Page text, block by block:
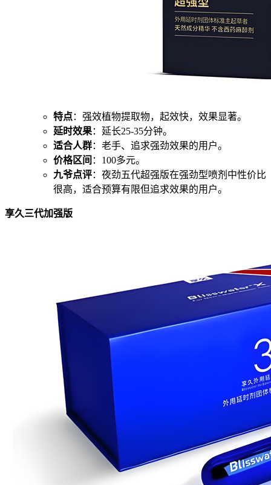
特点：强效植物提取物，起效快，效果显著。
延时效果：延长25-35分钟。
适合人群：老手、追求强劲效果的用户。
价格区间 ：100多元。
九爷点评：夜劲五代超强版在强劲型喷剂中性价比
很高，适合预算有限但追求效果的用户。
享久三代加强版